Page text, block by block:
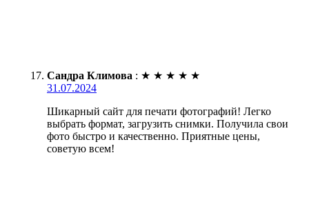
Сандра Климова : ★ ★ ★ ★ ★
31.07.2024
Шикарный сайт для печати фотографий! Легко
выбрать формат, загрузить снимки. Получила свои
фото быстро и качественно. Приятные цены,
советую всем!